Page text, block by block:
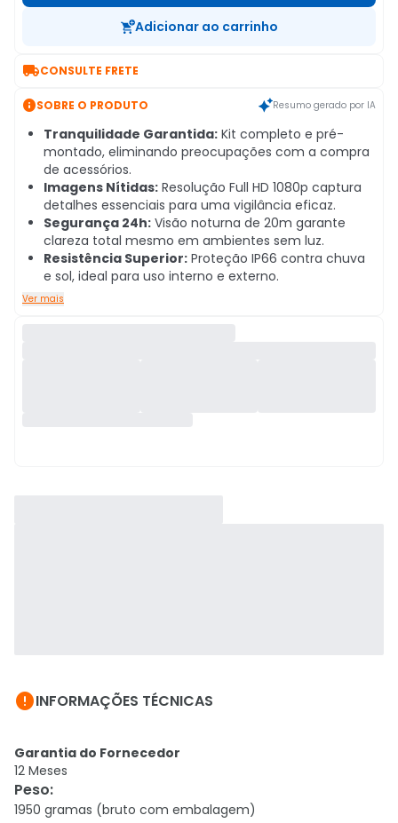
Adicionar ao carrinho
CONSULTE FRETE
SOBRE O PRODUTO Resumo gerado por IA
Tranquilidade Garantida: Kit completo e pré-
montado, eliminando preocupações com a compra
de acessórios.
Imagens Nítidas: Resolução Full HD 1080p captura
detalhes essenciais para uma vigilância eficaz.
Segurança 24h: Visão noturna de 20m garante
clareza total mesmo em ambientes sem luz.
Resistência Superior: Proteção IP66 contra chuva
e sol, ideal para uso interno e externo.
Ver mais
INFORMAÇÕES TÉCNICAS
Garantia do Fornecedor
12 Meses
Peso:
1950 gramas (bruto com embalagem)